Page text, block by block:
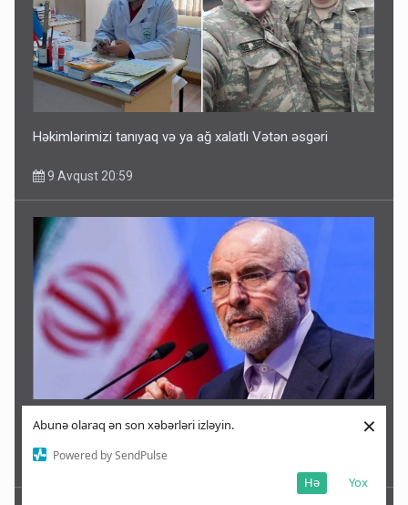
Abunə olaraq ən son xəbərləri izləyin.
Powered by SendPulse
Yox
Hə
×
Həkimlərimizi tanıyaq və ya ağ xalatlı Vətən əsgəri
9 Avqust 20:59
İran parlamentində Qalibafın istefası tələb edildi
9 Avqust 18:04